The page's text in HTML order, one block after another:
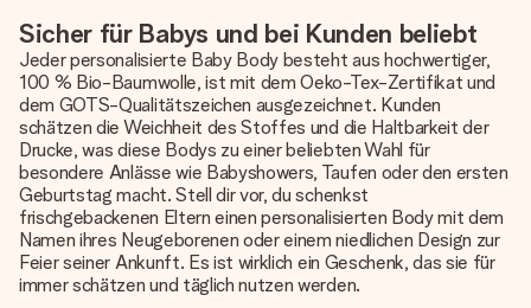
Sicher für Babys und bei Kunden beliebt
Jeder personalisierte Baby Body besteht aus hochwertiger,
100 % Bio-Baumwolle, ist mit dem Oeko-Tex-Zertifikat und
dem GOTS-Qualitätszeichen ausgezeichnet. Kunden
schätzen die Weichheit des Stoffes und die Haltbarkeit der
Drucke, was diese Bodys zu einer beliebten Wahl für
besondere Anlässe wie Babyshowers, Taufen oder den ersten
Geburtstag macht. Stell dir vor, du schenkst
frischgebackenen Eltern einen personalisierten Body mit dem
Namen ihres Neugeborenen oder einem niedlichen Design zur
Feier seiner Ankunft. Es ist wirklich ein Geschenk, das sie für
immer schätzen und täglich nutzen werden.